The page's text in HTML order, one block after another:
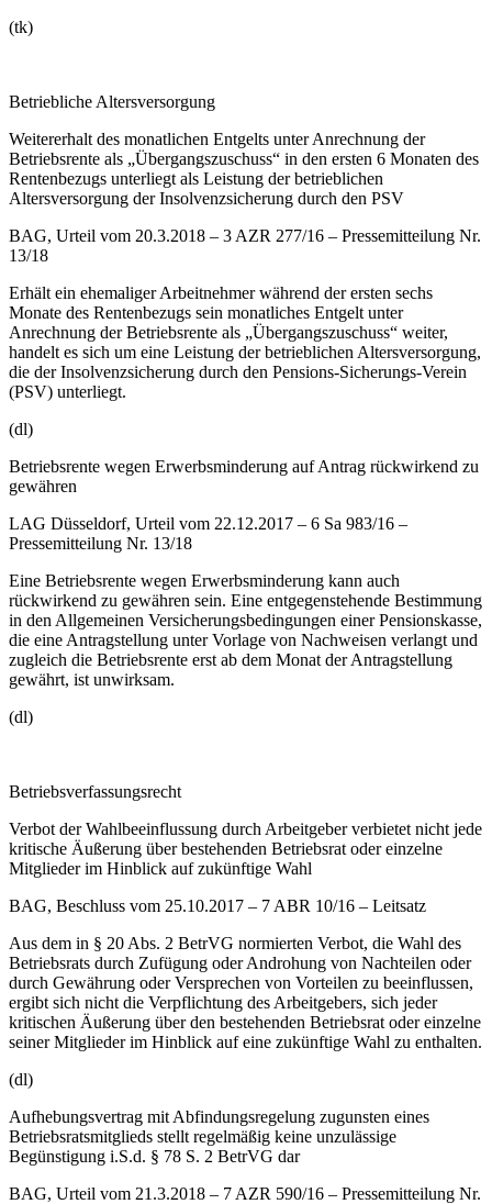
(tk)
Betriebliche Altersversorgung
Weitererhalt des monatlichen Entgelts unter Anrechnung der
Betriebsrente als „Übergangszuschuss“ in den ersten 6 Monaten des
Rentenbezugs unterliegt als Leistung der betrieblichen
Altersversorgung der Insolvenzsicherung durch den PSV
BAG, Urteil vom 20.3.2018 – 3 AZR 277/16 – Pressemitteilung Nr.
13/18
Erhält ein ehemaliger Arbeitnehmer während der ersten sechs
Monate des Rentenbezugs sein monatliches Entgelt unter
Anrechnung der Betriebsrente als „Übergangszuschuss“ weiter,
handelt es sich um eine Leistung der betrieblichen Altersversorgung,
die der Insolvenzsicherung durch den Pensions-Sicherungs-Verein
(PSV) unterliegt.
(dl)
Betriebsrente wegen Erwerbsminderung auf Antrag rückwirkend zu
gewähren
LAG Düsseldorf, Urteil vom 22.12.2017 – 6 Sa 983/16 –
Pressemitteilung Nr. 13/18
Eine Betriebsrente wegen Erwerbsminderung kann auch
rückwirkend zu gewähren sein. Eine entgegenstehende Bestimmung
in den Allgemeinen Versicherungsbedingungen einer Pensionskasse,
die eine Antragstellung unter Vorlage von Nachweisen verlangt und
zugleich die Betriebsrente erst ab dem Monat der Antragstellung
gewährt, ist unwirksam.
(dl)
Betriebsverfassungsrecht
Verbot der Wahlbeeinflussung durch Arbeitgeber verbietet nicht jede
kritische Äußerung über bestehenden Betriebsrat oder einzelne
Mitglieder im Hinblick auf zukünftige Wahl
BAG, Beschluss vom 25.10.2017 – 7 ABR 10/16 – Leitsatz
Aus dem in § 20 Abs. 2 BetrVG normierten Verbot, die Wahl des
Betriebsrats durch Zufügung oder Androhung von Nachteilen oder
durch Gewährung oder Versprechen von Vorteilen zu beeinflussen,
ergibt sich nicht die Verpflichtung des Arbeitgebers, sich jeder
kritischen Äußerung über den bestehenden Betriebsrat oder einzelne
seiner Mitglieder im Hinblick auf eine zukünftige Wahl zu enthalten.
(dl)
Aufhebungsvertrag mit Abfindungsregelung zugunsten eines
Betriebsratsmitglieds stellt regelmäßig keine unzulässige
Begünstigung i.S.d. § 78 S. 2 BetrVG dar
BAG, Urteil vom 21.3.2018 – 7 AZR 590/16 – Pressemitteilung Nr.